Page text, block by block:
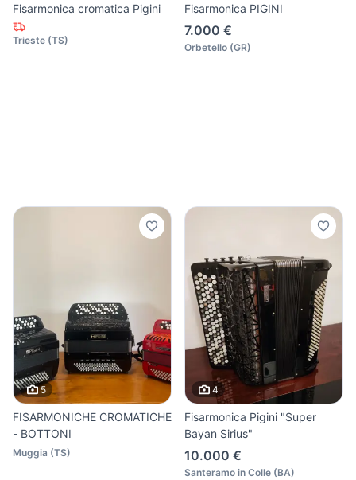
Fisarmonica cromatica Pigini
Trieste (TS)
Fisarmonica PIGINI
7.000 €
Orbetello (GR)
5
FISARMONICHE CROMATICHE
- BOTTONI
Muggia (TS)
4
Fisarmonica Pigini "Super
Bayan Sirius"
10.000 €
Santeramo in Colle (BA)